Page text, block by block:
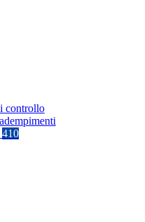
controllo
410